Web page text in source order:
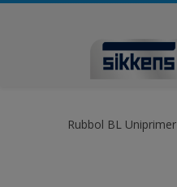
Rubbol BL Uniprimer